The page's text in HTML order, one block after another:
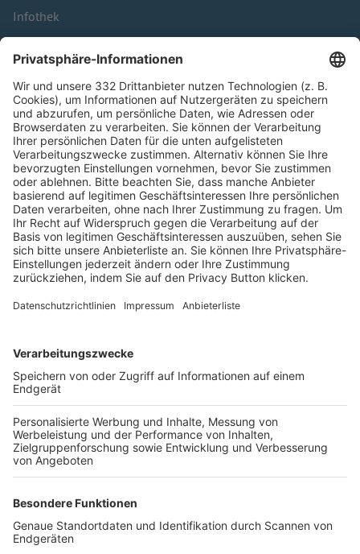
Infothek
Kontakt
HÄUFIG BESUCHTE SEITEN
Pässe und Vereinswechsel
Trainerausbildung
Schulungsangebot Vereinsmitarbeiter
BFV-Geschäftsstellen
Trainerbörse
Login SpielPlus
FOLGE DEM BFV
TOP-VEREINE
TOP-PARTNER